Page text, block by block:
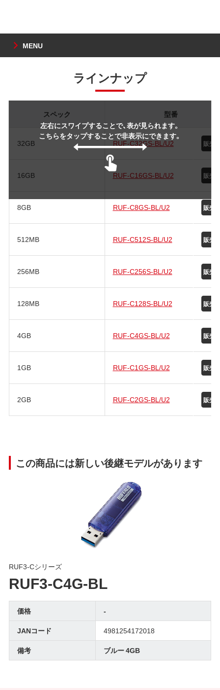
MENU
ラインナップ
左右にスワイプすることで、表が見られます。
こちらをタップすることで非表示にできます。
スペック 型番
32GB RUF-C32GS-BL/U2
16GB RUF-C16GS-BL/U2
8GB RUF-C8GS-BL/U2
512MB RUF-C512S-BL/U2
256MB RUF-C256S-BL/U2
128MB RUF-C128S-BL/U2
4GB RUF-C4GS-BL/U2
1GB RUF-C1GS-BL/U2
2GB RUF-C2GS-BL/U2
この商品には新しい後継モデルがあります
RUF3-Cシリーズ
RUF3-C4G-BL
価格
-
JANコード
4981254172018
備考
ブルー 4GB